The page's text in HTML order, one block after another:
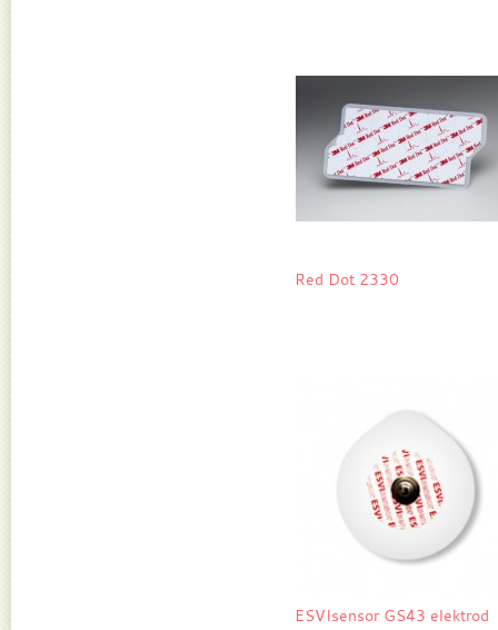
Red Dot 2330
ESVIsensor GS43 elektrod